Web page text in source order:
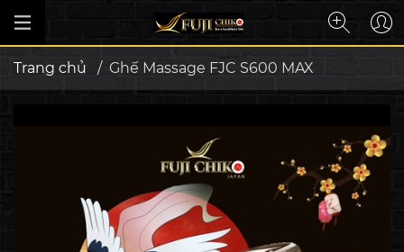
Trang chủ / Ghế Massage FJC S600 MAX